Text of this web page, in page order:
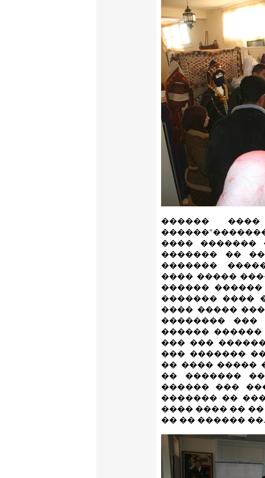
������
���� �������
������� ��
�������
���� �����
������
������� ����
���� �����
�������� ���
������
��� ���
��� �������
�� ���� �����
�� �������
������ ���
������� ��
���� ���� ��
�� �� ������ ��.